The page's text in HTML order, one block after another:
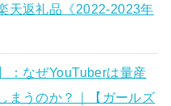
天返礼品《2022-2023年
：なぜYouTuberは量産
まうのか？｜【ガールズ